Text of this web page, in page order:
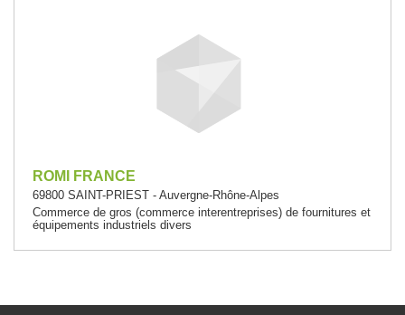
ROMI FRANCE
69800 SAINT-PRIEST - Auvergne-Rhône-Alpes
Commerce de gros (commerce interentreprises) de fournitures et
équipements industriels divers